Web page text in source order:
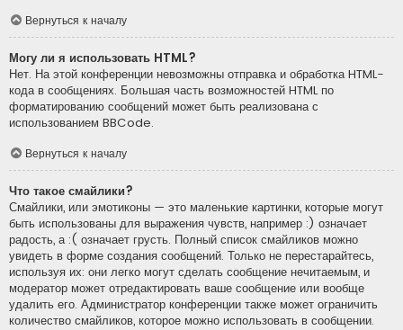
Вернуться к началу
Могу ли я использовать HTML?
Нет. На этой конференции невозможны отправка и обработка HTML-
кода в сообщениях. Большая часть возможностей HTML по
форматированию сообщений может быть реализована с
использованием BBCode.
Вернуться к началу
Что такое смайлики?
Смайлики, или эмотиконы — это маленькие картинки, которые могут
быть использованы для выражения чувств, например :) означает
радость, а :( означает грусть. Полный список смайликов можно
увидеть в форме создания сообщений. Только не перестарайтесь,
используя их: они легко могут сделать сообщение нечитаемым, и
модератор может отредактировать ваше сообщение или вообще
удалить его. Администратор конференции также может ограничить
количество смайликов, которое можно использовать в сообщении.